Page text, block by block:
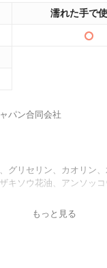
濡れた手で
パン合同会社
グリセリン、カオリン
キソウ花油、アンソッ
ンダーの香り
もっと見る